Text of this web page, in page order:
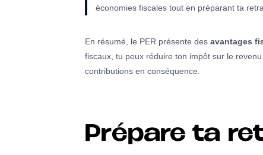
économies fiscales tout en préparant ta
En résumé, le PER présente des avantages
fiscaux, tu peux réduire ton impôt sur le
contributions en conséquence.
Prépare ta